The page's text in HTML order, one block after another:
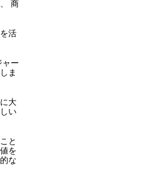
商
活
ャー
ま
大
い
と
を
な